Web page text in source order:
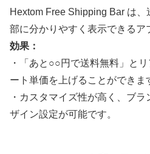
Hextom Free Shipping Bar は
部に分かりやすく表示できるア
効果：
・「あと○○円で送料無料」と
ート単価を上げることができま
・カスタマイズ性が高く、ブ
ザイン設定が可能です。